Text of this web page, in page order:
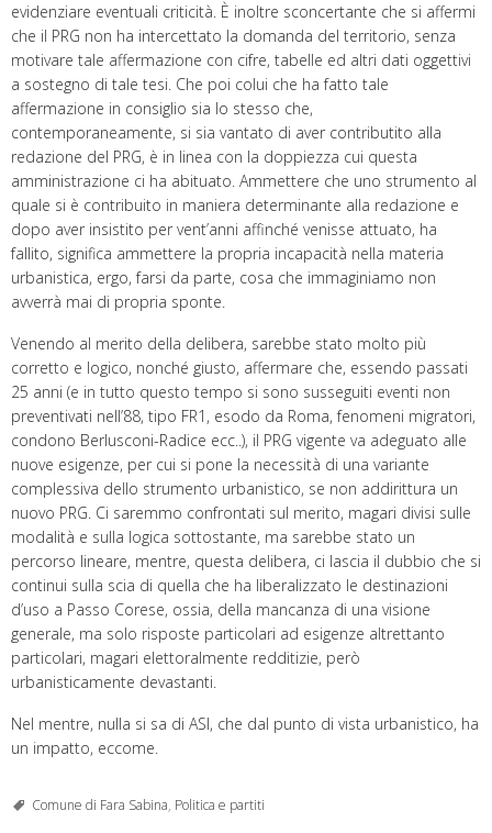
evidenziare eventuali criticità. È inoltre sconcertante che si affermi
che il PRG non ha intercettato la domanda del territorio, senza
motivare tale affermazione con cifre, tabelle ed altri dati oggettivi
a sostegno di tale tesi. Che poi colui che ha fatto tale
affermazione in consiglio sia lo stesso che,
contemporaneamente, si sia vantato di aver contributito alla
redazione del PRG, è in linea con la doppiezza cui questa
amministrazione ci ha abituato. Ammettere che uno strumento al
quale si è contribuito in maniera determinante alla redazione e
dopo aver insistito per vent’anni affinché venisse attuato, ha
fallito, significa ammettere la propria incapacità nella materia
urbanistica, ergo, farsi da parte, cosa che immaginiamo non
avverrà mai di propria sponte.
Venendo al merito della delibera, sarebbe stato molto più
corretto e logico, nonché giusto, affermare che, essendo passati
25 anni (e in tutto questo tempo si sono susseguiti eventi non
preventivati nell’88, tipo FR1, esodo da Roma, fenomeni migratori,
condono Berlusconi-Radice ecc..), il PRG vigente va adeguato alle
nuove esigenze, per cui si pone la necessità di una variante
complessiva dello strumento urbanistico, se non addirittura un
nuovo PRG. Ci saremmo confrontati sul merito, magari divisi sulle
modalità e sulla logica sottostante, ma sarebbe stato un
percorso lineare, mentre, questa delibera, ci lascia il dubbio che si
continui sulla scia di quella che ha liberalizzato le destinazioni
d’uso a Passo Corese, ossia, della mancanza di una visione
generale, ma solo risposte particolari ad esigenze altrettanto
particolari, magari elettoralmente redditizie, però
urbanisticamente devastanti.
Nel mentre, nulla si sa di ASI, che dal punto di vista urbanistico, ha
un impatto, eccome.
Comune di Fara Sabina, Politica e partiti